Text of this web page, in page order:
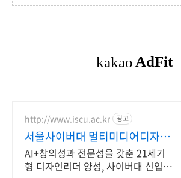
http://www.iscu.ac.kr 광고
서울사이버대 멀티미디어디자인
2026 가을학기 신편입생
AI+창의성과 전문성을 갖춘 21세기
형 디자인리더 양성, 사이버대 신입생